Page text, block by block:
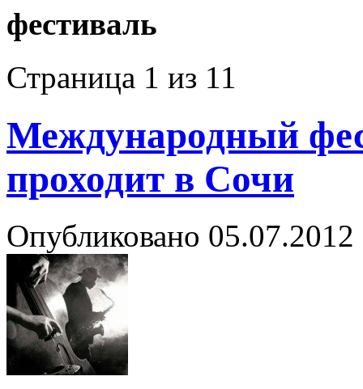
фестиваль
Страница 1 из 11
Международный
проходит в Сочи
Опубликовано 05.07.2012